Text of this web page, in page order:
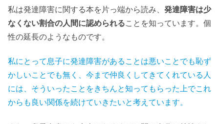
私は発達障害に関する本を片っ端から読み、 発達障害は少
なくない割合の人間に認められることを知っています。個
性の延長のようなものです。
私にとって息子に発達障害があることは悪いことでも恥ず
かしいことでも無く、今まで仲良くしてきてくれている人
には、そういったことをきちんと知ってもらった上でこれ
からも良い関係を続けていきたいと考えています。